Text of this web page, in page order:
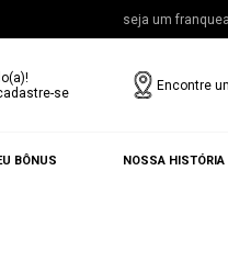
seja um
se
Encontre
BÔNUS NOSSA HISTÓRIA